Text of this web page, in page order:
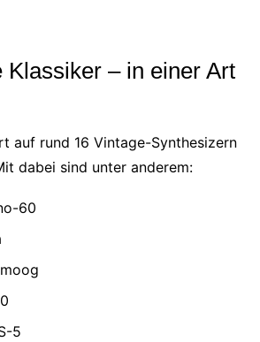
Klassiker – in einer Art
auf rund 16 Vintage-Synthesizern
dabei sind unter anderem:
60
5